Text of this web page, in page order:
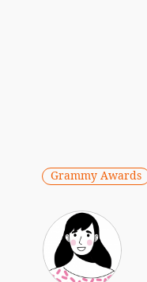
Grammy Awards